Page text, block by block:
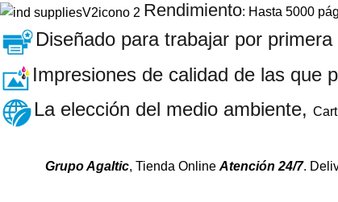
Rendimiento: Hasta 5000
Diseñado para trabajar por
Impresiones de calidad de las que
La elección del medio ambiente,
Grupo Agaltic, Tienda Online Atención 24/7.